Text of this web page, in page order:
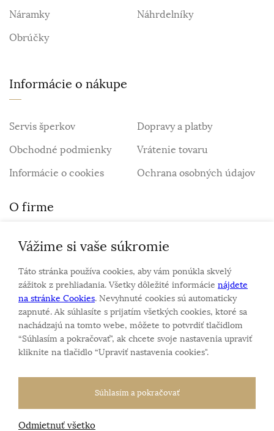
Náramky
Náhrdelníky
Obrúčky
Informácie o nákupe
Servis šperkov
Dopravy a platby
Obchodné podmienky
Vrátenie tovaru
Informácie o cookies
Ochrana osobných údajov
O firme
Personalizovaný šperk
O nás
Kontakt
Sme rodinná firma a zameriavame sa na predaj hodiniek
a šperkov od roku 1994.
Pozrite sa na naše ďaľšie web stránky.
Všetky práva vyhradené
Vážime si vaše súkromie
Táto stránka používa cookies, aby vám ponúkla skvelý
zážitok z prehliadania. Všetky dôležité informácie nájdete
na stránke Cookies. Nevyhnuté cookies sú automaticky
zapnuté. Ak súhlasíte s prijatím všetkých cookies, ktoré sa
nachádzajú na tomto webe, môžete to potvrdiť tlačidlom
“Súhlasím a pokračovať", ak chcete svoje nastavenia upraviť
kliknite na tlačidlo “Upraviť nastavenia cookies".
Súhlasím a pokračovať
Odmietnuť všetko